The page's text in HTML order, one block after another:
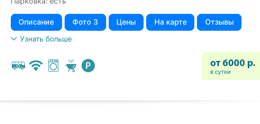
Описание Фото 3 Цены На карте
Отзывы
Узнать больше
от 6000 р.
в сутки